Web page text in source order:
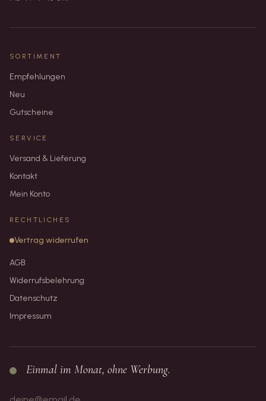
SORTIMENT
Empfehlungen
Neu
Gutscheine
SERVICE
Versand & Lieferung
Kontakt
Mein Konto
RECHTLICHES
Vertrag widerrufen
AGB
Widerrufsbelehrung
Datenschutz
Impressum
Einmal im Monat, ohne Werbung.